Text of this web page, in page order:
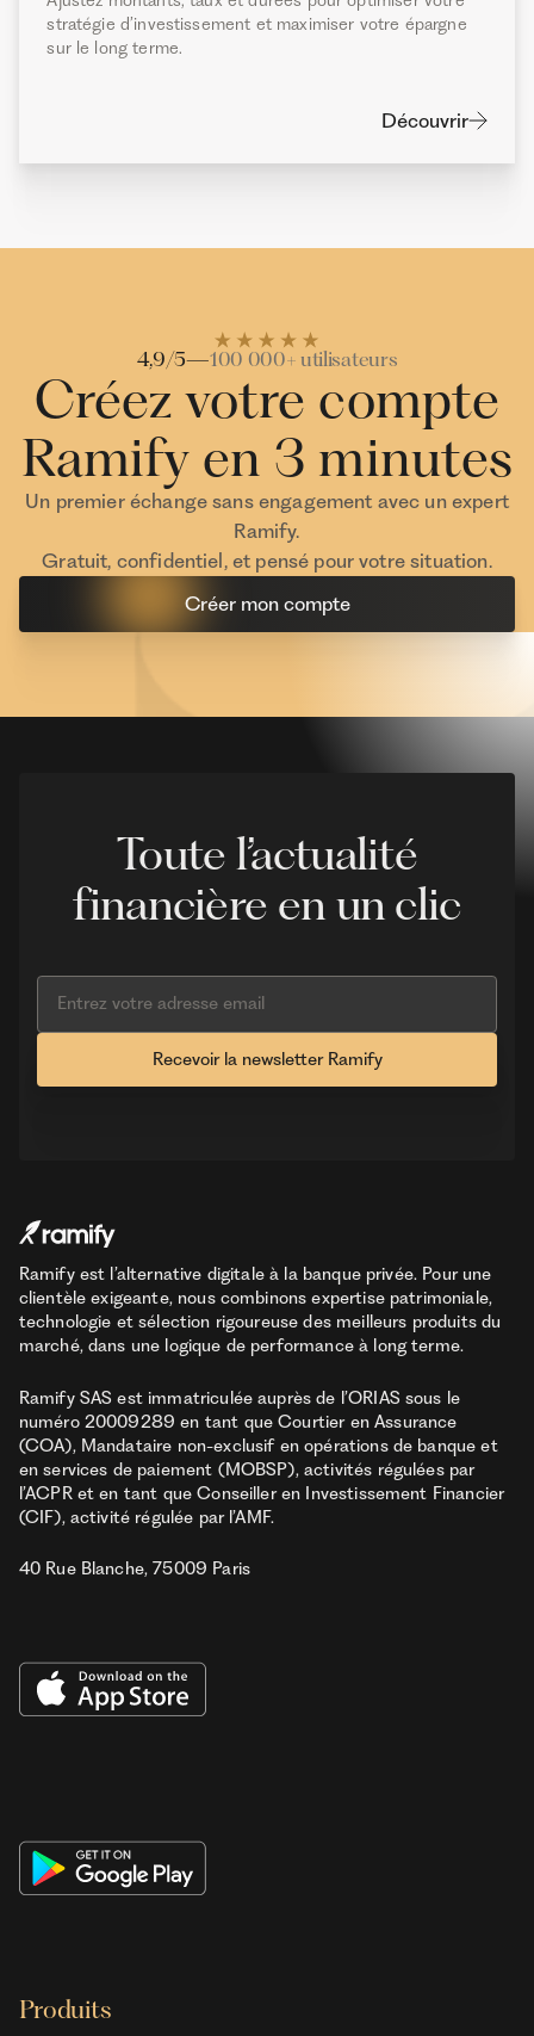
stratégie d’investissement et maximiser votre épargne
sur le long terme.
Découvrir
4,9/5—100 000+ utilisateurs
Créez votre compte
Ramify en 3 minutes
Un premier échange sans engagement avec un expert
Ramify.
Gratuit, confidentiel, et pensé pour votre situation.
Créer mon compte
Toute l’actualité
financière en un clic
Ramify est l’alternative digitale à la banque privée. Pour une
clientèle exigeante, nous combinons expertise patrimoniale,
technologie et sélection rigoureuse des meilleurs produits du
marché, dans une logique de performance à long terme.
Ramify SAS est immatriculée auprès de l’ORIAS sous le
numéro 20009289 en tant que Courtier en Assurance
(COA), Mandataire non-exclusif en opérations de banque et
en services de paiement (MOBSP), activités régulées par
l’ACPR et en tant que Conseiller en Investissement Financier
(CIF), activité régulée par l’AMF.
40 Rue Blanche, 75009 Paris
Produits